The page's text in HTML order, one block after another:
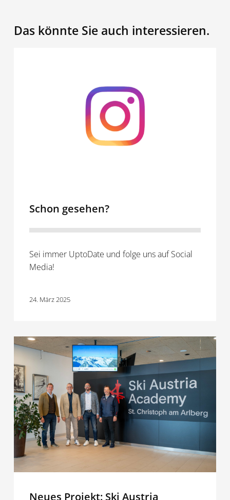
Das könnte Sie auch interessieren.
Schon gesehen?
Sei immer UptoDate und folge uns auf Social
Media!
24. März 2025
Neues
Projekt:
Ski
Austria
Akademie
Neues Projekt: Ski Austria